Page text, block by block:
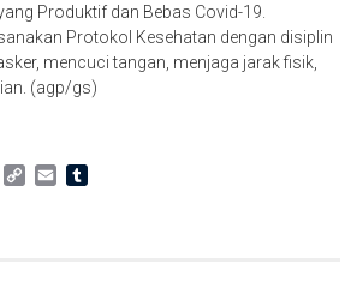
Produktif dan Bebas Covid-19.
Protokol Kesehatan dengan disiplin
mencuci tangan, menjaga jarak fisik,
(agp/gs)
LinkedIn
Copy Email